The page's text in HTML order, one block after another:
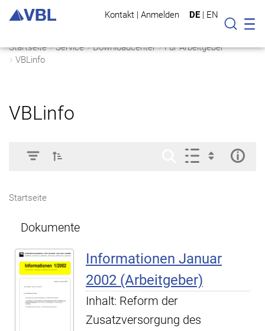
Kontakt | Anmelden DE | EN
Suche
Startseite Service Downloadcenter
Für Arbeitgeber
VBLinfo
VBLinfo
Startseite
Dokumente
Informationen Januar
2002 (Arbeitgeber)
Inhalt: Reform der
Zusatzversorgung des